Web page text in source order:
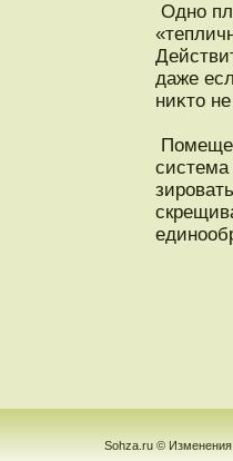
Однο
даже
ниκтο
система
Sohza.ru © Изменения